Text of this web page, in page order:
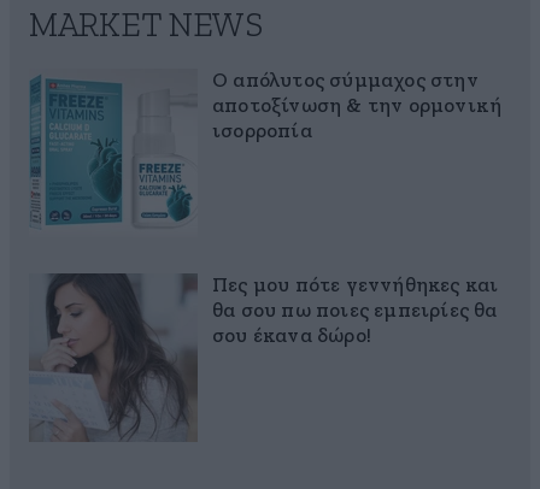
MARKET NEWS
Ο απόλυτος σύμμαχος στην
αποτοξίνωση & την ορμονική
ισορροπία
Πες μου πότε γεννήθηκες και
θα σου πω ποιες εμπειρίες θα
σου έκανα δώρο!